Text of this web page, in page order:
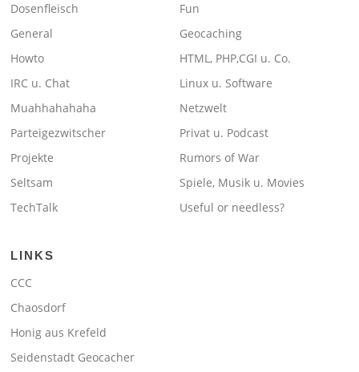
Dosenfleisch
Fun
General
Geocaching
Howto
HTML, PHP,CGI u. Co.
IRC u. Chat
Linux u. Software
Muahhahahaha
Netzwelt
Parteigezwitscher
Privat u. Podcast
Projekte
Rumors of War
Seltsam
Spiele, Musik u. Movies
TechTalk
Useful or needless?
LINKS
CCC
Chaosdorf
Honig aus Krefeld
Seidenstadt Geocacher